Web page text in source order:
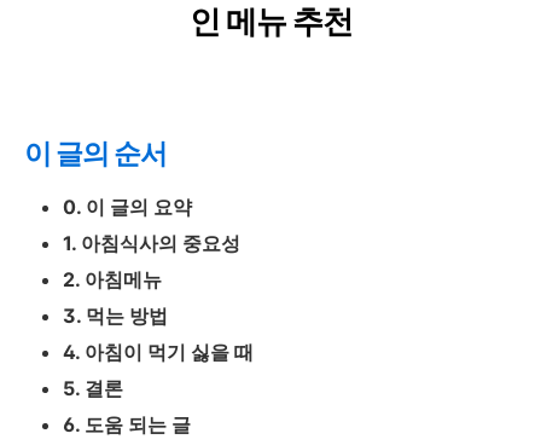
인 메뉴 추천
이 글의 순서
0. 이 글의 요약
1. 아침식사의 중요성
2. 아침메뉴
3. 먹는 방법
4. 아침이 먹기 싫을 때
5. 결론
6. 도움 되는 글